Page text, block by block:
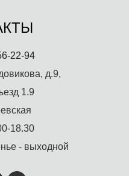
22-94
д.9,
1.9
18.30
- выходной